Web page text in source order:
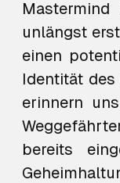
unlängst
einen
Identität
erinnern
bereits